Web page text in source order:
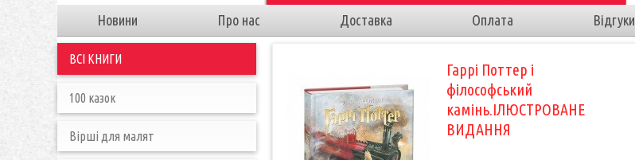
Новини Про нас Доставка Оплата Відгуки
Гаррі Поттер і
філософський
камінь.ІЛЮСТРОВАНЕ
ВИДАННЯ
ВСІ КНИГИ
100 казок
Вірші для малят